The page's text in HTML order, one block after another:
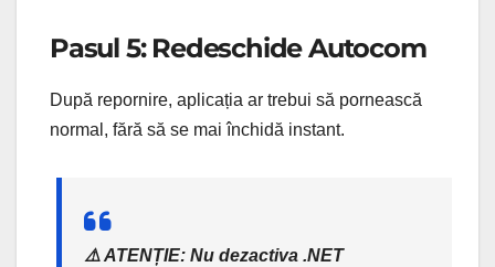
Pasul 5: Redeschide Autocom
După repornire, aplicația ar trebui să pornească
normal, fără să se mai închidă instant.
⚠️ ATENȚIE: Nu dezactiva .NET